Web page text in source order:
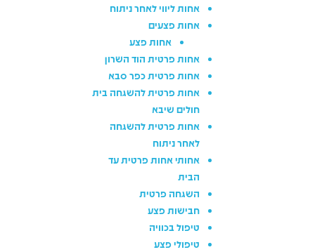
אחות ליווי לאחר ניתוח
אחות פצעים
אחות פצע
אחות פרטית הוד השרון
אחות פרטית כפר סבא
אחות פרטית להשגחה בית
חולים שיבא
אחות פרטית להשגחה
לאחר ניתוח
אחותי אחות פרטית עד
הבית
השגחה פרטית
חבישות פצע
טיפול בכוויה
טיפולי פצע